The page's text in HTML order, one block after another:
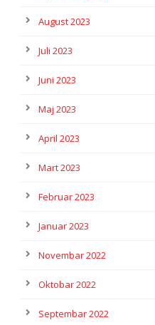
August 2023
Juli 2023
Juni 2023
Maj 2023
April 2023
Mart 2023
Februar 2023
Januar 2023
Novembar 2022
Oktobar 2022
Septembar 2022